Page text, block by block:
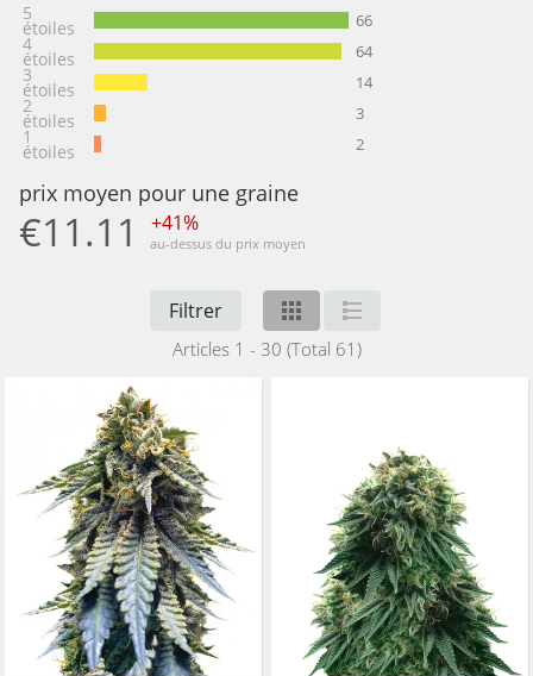
5
étoiles 66
4
étoiles 64
3
étoiles 14
2
étoiles 3
1
étoiles 2
prix moyen pour une graine
€11.11 +41%
au-dessus du prix moyen
Filtrer
Articles 1 - 30 (Total 61)